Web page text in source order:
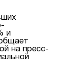
и
на пресс-